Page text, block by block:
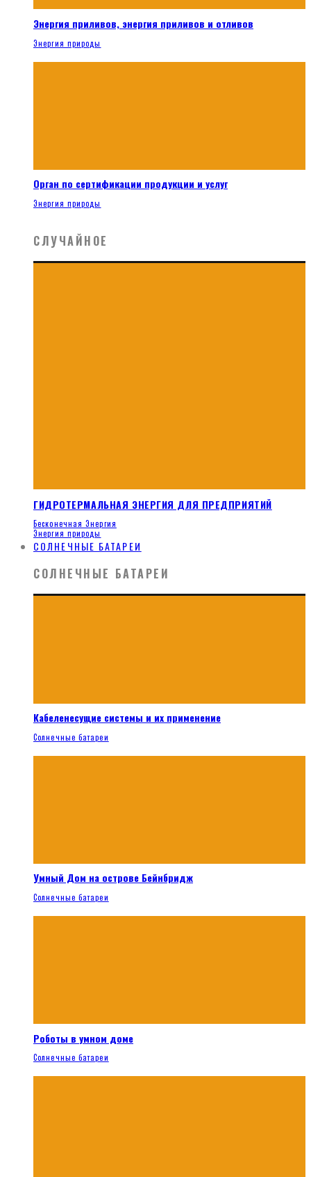
Энергия приливов, энергия приливов и отливов
Энергия природы
Орган по сертификации продукции и услуг
Энергия природы
СЛУЧАЙНОЕ
ГИДРОТЕРМАЛЬНАЯ ЭНЕРГИЯ ДЛЯ ПРЕДПРИЯТИЙ
Бесконечная Энергия
Энергия природы
СОЛНЕЧНЫЕ БАТАРЕИ
СОЛНЕЧНЫЕ БАТАРЕИ
Кабеленесущие системы и их применение
Солнечные батареи
Умный Дом на острове Бейнбридж
Солнечные батареи
Роботы в умном доме
Солнечные батареи